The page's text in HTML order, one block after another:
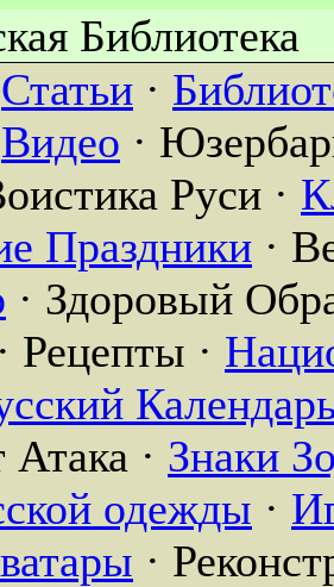
Статьи ·
Видео ·
Руси ·
Праздники ·
· Здоровый
Рецепты ·
Атака · Знаки
одежды ·
·